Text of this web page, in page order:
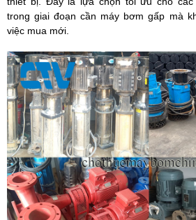
trong giai đoạn cần máy bơm gấp mà
việc mua mới.